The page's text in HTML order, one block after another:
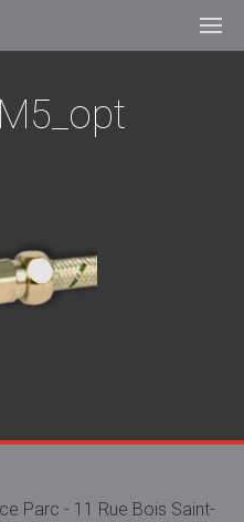
Parc - 11 Rue Bois Saint-